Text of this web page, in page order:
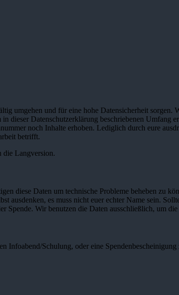
umgehen und für eine hohe Datensicherheit sorgen.
dieser Datenschutzerklärung beschriebenen Umfang
noch Inhalte erhoben. Lediglich durch eure
betrifft.
die Langversion.
diese Daten um technische Probleme beheben zu
es muss nicht euer echter Name sein.
Wir benutzen die Daten ausschließlich, um die
Infoabend/Schulung, oder eine Spendenbescheinigung